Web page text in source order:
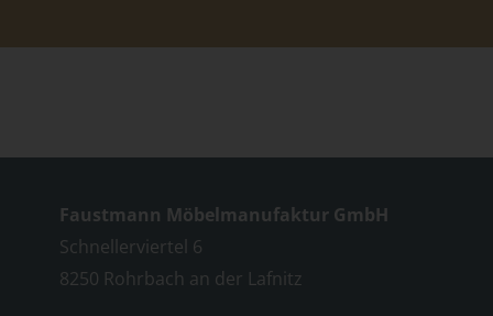
Faustmann Möbelmanufaktur GmbH
Schnellerviertel 6
8250 Rohrbach an der Lafnitz